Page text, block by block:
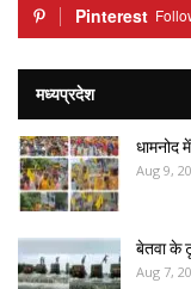
Pinterest
मध्यप्रदेश
धामनोद
Aug 9,
बेतवा के
Aug 7,